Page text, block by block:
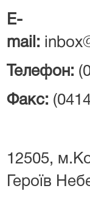
E-
mail:
Телефон:
Факс:
12505,
Героїв